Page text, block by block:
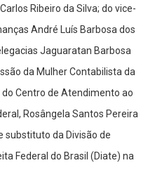
Ribeiro da Silva; do vice-
André Luís Barbosa dos
Jaguaratan Barbosa
da Mulher Contabilista da
Centro de Atendimento ao
Rosângela Santos Pereira
substituto da Divisão de
Federal do Brasil (Diate) na